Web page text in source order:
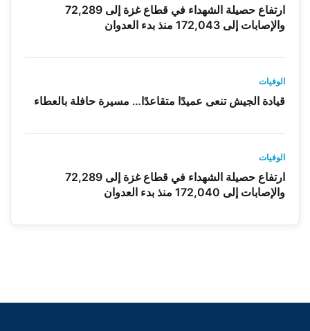
ارتفاع حصيلة الشهداء في قطاع غزة إلى 72,289
والإصابات إلى 172,043 منذ بدء العدوان
الوفيات
قيادة الجيش تنعى عميدًا متقاعدًا… مسيرة حافلة بالعطاء
الوفيات
ارتفاع حصيلة الشهداء في قطاع غزة إلى 72,289
والإصابات إلى 172,040 منذ بدء العدوان